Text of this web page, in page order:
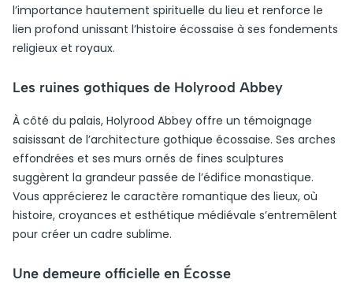
l’importance hautement spirituelle du lieu et renforce le
lien profond unissant l’histoire écossaise à ses fondements
religieux et royaux.
Les ruines gothiques de Holyrood Abbey
À côté du palais, Holyrood Abbey offre un témoignage
saisissant de l’architecture gothique écossaise. Ses arches
effondrées et ses murs ornés de fines sculptures
suggèrent la grandeur passée de l’édifice monastique.
Vous apprécierez le caractère romantique des lieux, où
histoire, croyances et esthétique médiévale s’entremêlent
pour créer un cadre sublime.
Une demeure officielle en Écosse